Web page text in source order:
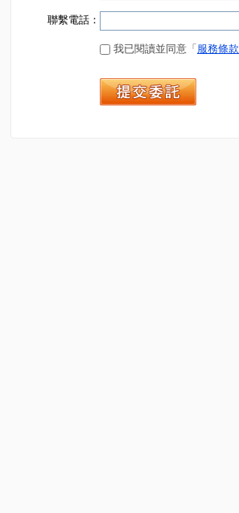
聯繫電話：
我已閱讀並同意「 服務條款